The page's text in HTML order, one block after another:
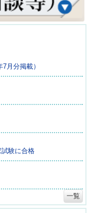
月分掲載）
験に合格
一覧